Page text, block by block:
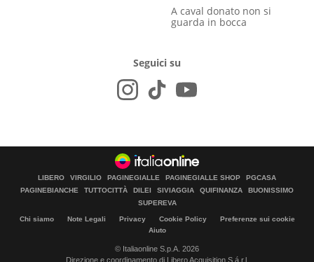
A caval donato non si
guarda in bocca
Seguici su
LIBERO VIRGILIO PAGINEGIALLE PAGINEGIALLE SHOP
PGCASA
PAGINEBIANCHE
TUTTOCITTÀ DILEI SIVIAGGIA QUIFINANZA
BUONISSIMO
SUPEREVA
Chi siamo Note Legali Privacy Cookie Policy
Preferenze sui cookie
Aiuto
© Italiaonline S.p.A. 2026
Direzione e coordinamento di Libero Acquisition S.á r.l.